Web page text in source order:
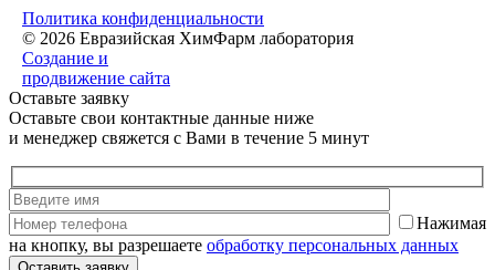
Политика конфиденциальности
© 2026 Евразийская ХимФарм лаборатория
Создание и
продвижение сайта
Оставьте заявку
Оставьте свои контактные данные ниже
и менеджер свяжется с Вами в течение 5 минут
Нажимая
на кнопку, вы разрешаете обработку персональных данных